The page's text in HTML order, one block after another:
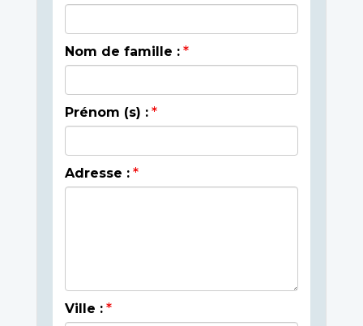
Nom de famille :
Prénom (s) :
Adresse :
Ville :